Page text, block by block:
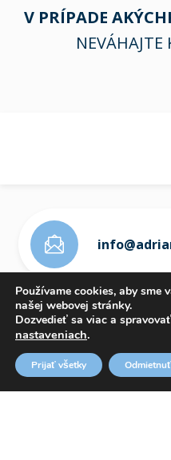
V PRÍPADE
Používame cookies, aby
našej webovej stránky.
Dozvedieť sa viac a
nastaveniach.
Prijať všetky